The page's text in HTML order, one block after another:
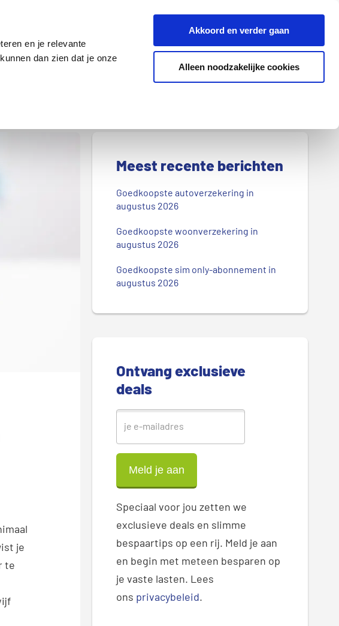
en je relevante
dan zien dat je onze
Akkoord en verder gaan
Alleen noodzakelijke cookies
Z
e
k
d
n
b
o
g
.
.
je
te
P
e
Meest recente berichten
Goedkoopste autoverzekering in
augustus 2026
Goedkoopste woonverzekering in
augustus 2026
Goedkoopste sim only-abonnement in
augustus 2026
Ontvang exclusieve
deals
Speciaal voor jou zetten we
exclusieve deals en slimme
bespaartips op een rij. Meld je aan
en begin met meteen besparen op
je vaste lasten. Lees
ons privacybeleid.